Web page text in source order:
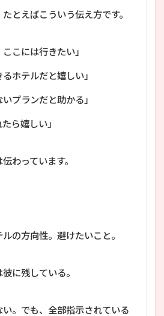
とえばこういう伝え方です。
こには行きたい」
ホテルだと嬉しい」
プランだと助かる」
ら嬉しい」
わっています。
の方向性。避けたいこと。
に残している。
。でも、全部指示されている